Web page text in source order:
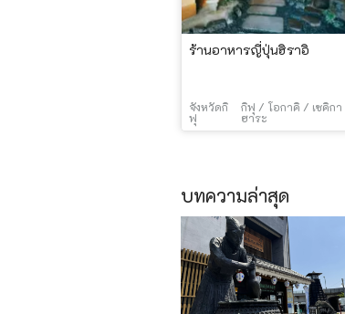
ร้านอาหารญี่ปุ่นฮิราอิ
จังหวัดกิ
ฟุ
กิฟุ / โอกาคิ / เซคิกา
ฮาระ
บทความล่าสุด